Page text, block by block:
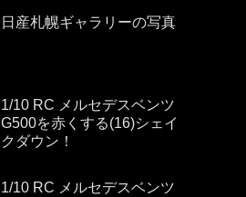
日産札幌ギャラリーの写真
1/10 RC メルセデスベンツ
G500を赤くする(16)シェイ
クダウン！
1/10 RC メルセデスベンツ